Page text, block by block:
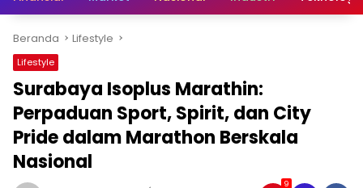
Beranda Lifestyle
Lifestyle
Surabaya Isoplus Marathin:
Perpaduan Sport, Spirit, dan City
Pride dalam Marathon Berskala
Nasional
9